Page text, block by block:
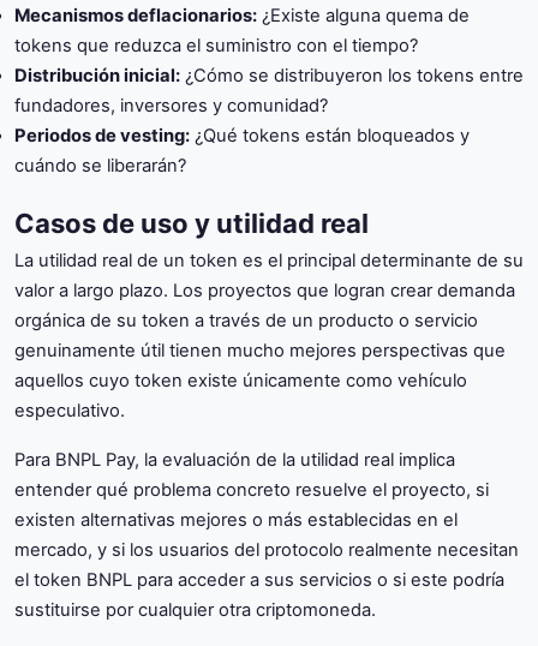
Mecanismos deflacionarios: ¿Existe alguna quema de
tokens que reduzca el suministro con el tiempo?
Distribución inicial: ¿Cómo se distribuyeron los tokens entre
fundadores, inversores y comunidad?
Periodos de vesting: ¿Qué tokens están bloqueados y
cuándo se liberarán?
Casos de uso y utilidad real
La utilidad real de un token es el principal determinante de su
valor a largo plazo. Los proyectos que logran crear demanda
orgánica de su token a través de un producto o servicio
genuinamente útil tienen mucho mejores perspectivas que
aquellos cuyo token existe únicamente como vehículo
especulativo.
Para BNPL Pay, la evaluación de la utilidad real implica
entender qué problema concreto resuelve el proyecto, si
existen alternativas mejores o más establecidas en el
mercado, y si los usuarios del protocolo realmente necesitan
el token BNPL para acceder a sus servicios o si este podría
sustituirse por cualquier otra criptomoneda.